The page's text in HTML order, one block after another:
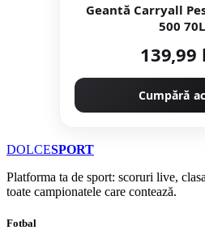
Geantă Carryall
500 70L
139,99
Cumpără
DOLCESPORT
Platforma ta de sport: scoruri live,
toate campionatele care contează.
Fotbal